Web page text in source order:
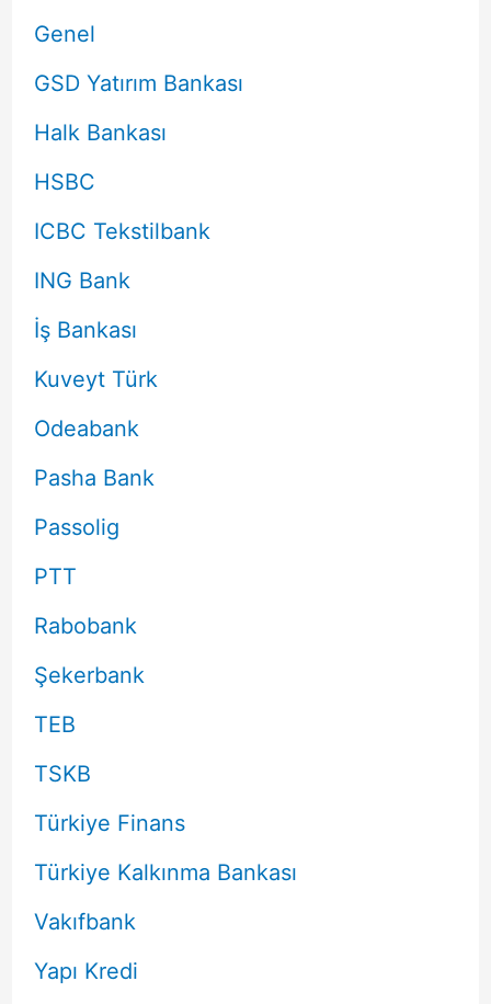
Genel
GSD Yatırım Bankası
Halk Bankası
HSBC
ICBC Tekstilbank
ING Bank
İş Bankası
Kuveyt Türk
Odeabank
Pasha Bank
Passolig
PTT
Rabobank
Şekerbank
TEB
TSKB
Türkiye Finans
Türkiye Kalkınma Bankası
Vakıfbank
Yapı Kredi